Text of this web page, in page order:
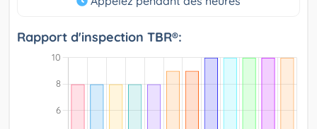
Rapport d'inspection TBR®: